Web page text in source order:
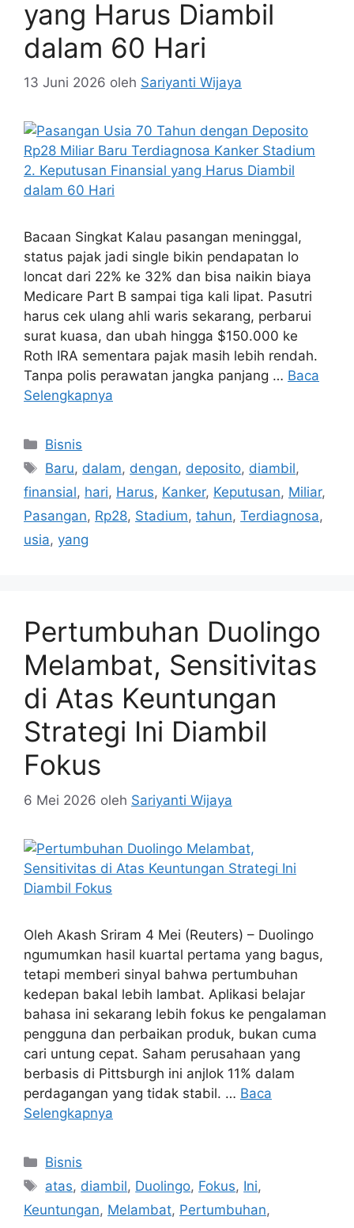
yang Harus Diambil
dalam 60 Hari
13 Juni 2026 oleh Sariyanti Wijaya
Bacaan Singkat Kalau pasangan meninggal,
status pajak jadi single bikin pendapatan lo
loncat dari 22% ke 32% dan bisa naikin biaya
Medicare Part B sampai tiga kali lipat. Pasutri
harus cek ulang ahli waris sekarang, perbarui
surat kuasa, dan ubah hingga $150.000 ke
Roth IRA sementara pajak masih lebih rendah.
Tanpa polis perawatan jangka panjang … Baca
Selengkapnya
Kategori
Bisnis
Tag
Baru, dalam, dengan, deposito, diambil,
finansial, hari, Harus, Kanker, Keputusan, Miliar,
Pasangan, Rp28, Stadium, tahun, Terdiagnosa,
usia, yang
Pertumbuhan Duolingo
Melambat, Sensitivitas
di Atas Keuntungan
Strategi Ini Diambil
Fokus
6 Mei 2026 oleh Sariyanti Wijaya
Oleh Akash Sriram 4 Mei (Reuters) – Duolingo
ngumumkan hasil kuartal pertama yang bagus,
tetapi memberi sinyal bahwa pertumbuhan
kedepan bakal lebih lambat. Aplikasi belajar
bahasa ini sekarang lebih fokus ke pengalaman
pengguna dan perbaikan produk, bukan cuma
cari untung cepat. Saham perusahaan yang
berbasis di Pittsburgh ini anjlok 11% dalam
perdagangan yang tidak stabil. … Baca
Selengkapnya
Kategori
Bisnis
Tag
atas, diambil, Duolingo, Fokus, Ini,
Keuntungan, Melambat, Pertumbuhan,